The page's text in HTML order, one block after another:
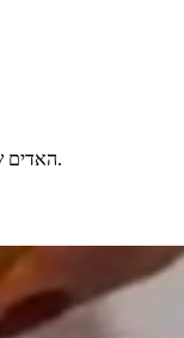
האדים שנוצרים בתנור מהמים הרותחים בתבנית בתחתית בתנור נותנים ללחם קרום פריך כמו במאפייה ושומרים על פנים רך ואוורירי.